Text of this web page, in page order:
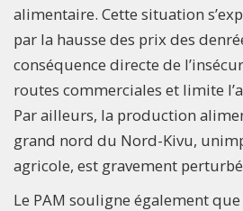
alimentaire. Cette situation
par la hausse des prix des
conséquence directe de
routes commerciales et limite
Par ailleurs, la production
grand nord du Nord-Kivu,
agricole, est gravement
Le PAM souligne également